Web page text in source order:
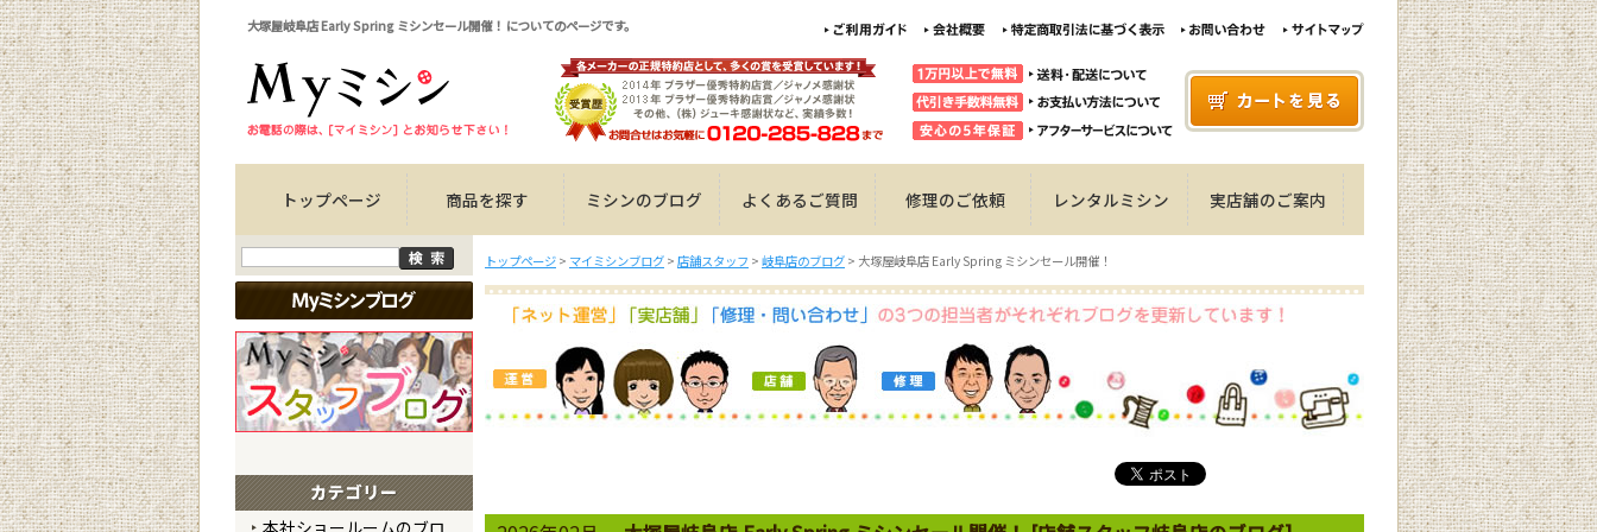
大塚屋岐阜店 Early Spring ミシンセール開催！ についてのページです。
トップページ 商品を探す ミシンのブログ よくあるご質問 修理のご依頼 レンタルミシン 実店舗のご案内
トップページ > マイミシンブログ > 店舗スタッフ > 岐阜店のブログ > 大塚屋岐阜店 Early Spring ミシンセール開催！
本社ショールームのブロ